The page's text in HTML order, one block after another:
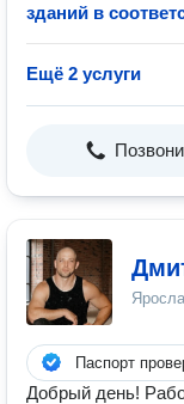
зданий в
Ещё 2 услуги
Паспорт
Добрый день!